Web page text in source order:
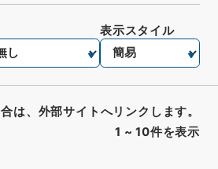
1 ~ 10件を表示
表示スタイル
は、外部サイトへリンクします。